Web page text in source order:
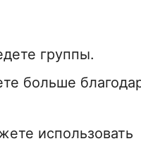
группы.
больше
использовать